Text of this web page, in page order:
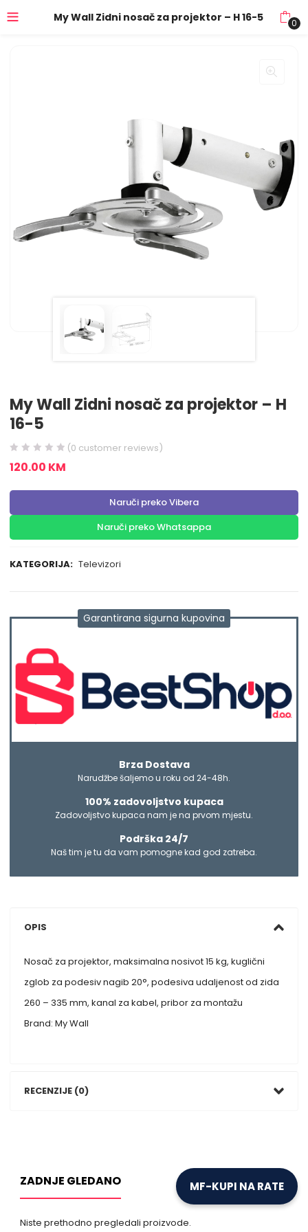
My Wall Zidni nosač za projektor – H 16-5 0
My Wall Zidni nosač za projektor – H
16-5
(0 customer reviews)
120.00 KM
Naruči preko Vibera
Naruči preko Whatsappa
KATEGORIJA: Televizori
Garantirana sigurna kupovina
Brza Dostava
Narudžbe šaljemo u roku od 24-48h.
100% zadovoljstvo kupaca
Zadovoljstvo kupaca nam je na prvom mjestu.
Podrška 24/7
Naš tim je tu da vam pomogne kad god zatreba.
OPIS
Nosač za projektor, maksimalna nosivot 15 kg, kuglični
zglob za podesiv nagib 20°, podesiva udaljenost od zida
260 – 335 mm, kanal za kabel, pribor za montažu
Brand: My Wall
RECENZIJE (0)
ZADNJE GLEDANO
Niste prethodno pregledali proizvode.
MF-KUPI NA RATE